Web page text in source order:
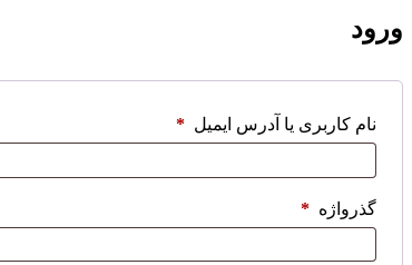
ورود
نام کاربری یا آدرس ایمیل *
گذرواژه *